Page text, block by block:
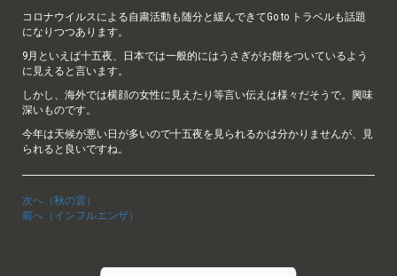
コロナウイルスによる自粛活動も随分と緩んできてGo to トラベルも話題
になりつつあります。
9月といえば十五夜、日本では一般的にはうさぎがお餅をついているよう
に見えると言います。
しかし、海外では横顔の女性に見えたり等言い伝えは様々だそうで。興味
深いものです。
今年は天候が悪い日が多いので十五夜を見られるかは分かりませんが、見
られると良いですね。
次へ（秋の雲）
前へ（インフルエンザ）